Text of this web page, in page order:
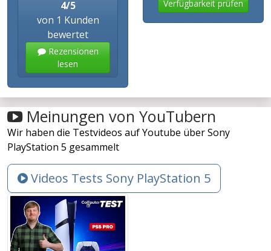
4/5
von 1 Kunden
bewertet
Rezensionen
lesen
Verfügbarkeit prüfen
Meinungen von YouTubern
Wir haben die Testvideos auf Youtube über Sony
PlayStation 5 gesammelt
Videos Tests Sony PlayStation 5